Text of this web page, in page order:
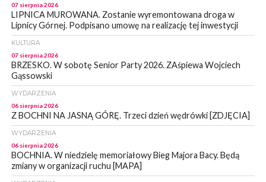
07 sierpnia 2026
LIPNICA MUROWANA. Zostanie wyremontowana droga w
Lipnicy Górnej. Podpisano umowę na realizację tej inwestycji
KULTURA
07 sierpnia 2026
BRZESKO. W sobotę Senior Party 2026. ZAśpiewa Wojciech
Gąssowski
WYDARZENIA
06 sierpnia 2026
Z BOCHNI NA JASNĄ GÓRĘ. Trzeci dzień wędrówki [ZDJĘCIA]
WYDARZENIA
06 sierpnia 2026
BOCHNIA. W niedzielę memoriałowy Bieg Majora Bacy. Będą
zmiany w organizacji ruchu [MAPA]